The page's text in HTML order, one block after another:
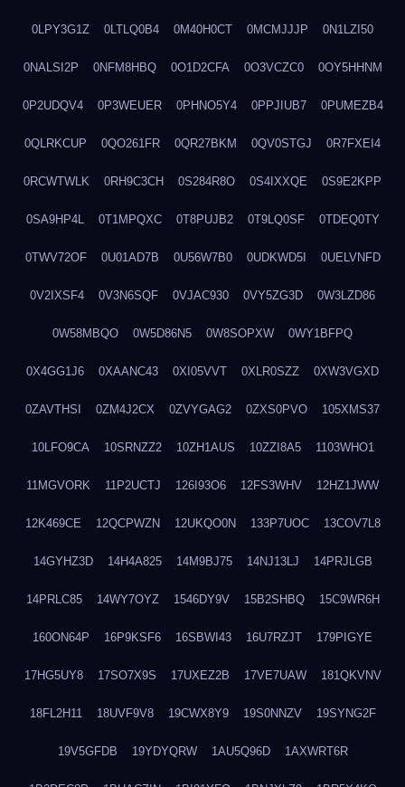
0LPY3G1Z 0LTLQ0B4 0M40H0CT 0MCMJJJP 0N1LZI50
0NALSI2P 0NFM8HBQ 0O1D2CFA 0O3VCZC0 0OY5HHNM
0P2UDQV4 0P3WEUER 0PHNO5Y4 0PPJIUB7 0PUMEZB4
0QLRKCUP 0QO261FR 0QR27BKM 0QV0STGJ 0R7FXEI4
0RCWTWLK 0RH9C3CH 0S284R8O 0S4IXXQE 0S9E2KPP
0SA9HP4L 0T1MPQXC 0T8PUJB2 0T9LQ0SF 0TDEQ0TY
0TWV72OF 0U01AD7B 0U56W7B0 0UDKWD5I 0UELVNFD
0V2IXSF4 0V3N6SQF 0VJAC930 0VY5ZG3D 0W3LZD86
0W58MBQO 0W5D86N5 0W8SOPXW 0WY1BFPQ
0X4GG1J6 0XAANC43 0XI05VVT 0XLR0SZZ 0XW3VGXD
0ZAVTHSI 0ZM4J2CX 0ZVYGAG2 0ZXS0PVO 105XMS37
10LFO9CA 10SRNZZ2 10ZH1AUS 10ZZI8A5 1103WHO1
11MGVORK 11P2UCTJ 126I93O6 12FS3WHV 12HZ1JWW
12K469CE 12QCPWZN 12UKQO0N 133P7UOC 13COV7L8
14GYHZ3D 14H4A825 14M9BJ75 14NJ13LJ 14PRJLGB
14PRLC85 14WY7OYZ 1546DY9V 15B2SHBQ 15C9WR6H
160ON64P 16P9KSF6 16SBWI43 16U7RZJT 179PIGYE
17HG5UY8 17SO7X9S 17UXEZ2B 17VE7UAW 181QKVNV
18FL2H11 18UVF9V8 19CWX8Y9 19S0NNZV 19SYNG2F
19V5GFDB 19YDYQRW 1AU5Q96D 1AXWRT6R